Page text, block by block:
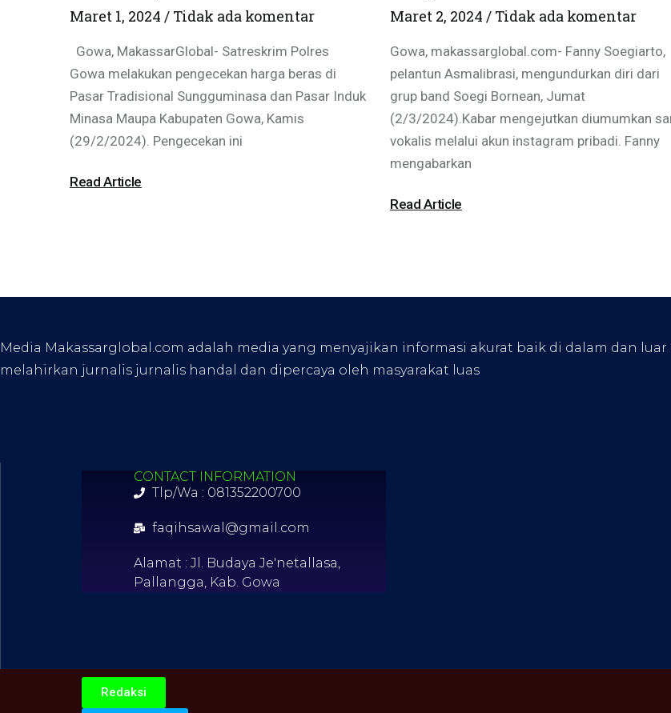
Maret 1, 2024 Tidak ada komentar
Gowa, MakassarGlobal- Satreskrim Polres
Gowa melakukan pengecekan harga beras di
Pasar Tradisional Sungguminasa dan Pasar Induk
Minasa Maupa Kabupaten Gowa, Kamis
(29/2/2024). Pengecekan ini
Read Article
Maret 2, 2024 Tidak ada komentar
Gowa, makassarglobal.com- Fanny Soegiarto,
pelantun Asmalibrasi, mengundurkan diri dari
grup band Soegi Bornean, Jumat
(2/3/2024).Kabar mengejutkan diumumkan
vokalis melalui akun instagram pribadi. Fanny
mengabarkan
Read Article
Media Makassarglobal.com adalah media yang menyajikan informasi akurat baik di dalam dan
melahirkan jurnalis jurnalis handal dan dipercaya oleh masyarakat luas
CONTACT INFORMATION
Tlp/Wa : 081352200700
faqihsawal@gmail.com
Alamat : Jl. Budaya Je'netallasa,
Pallangga, Kab. Gowa
Redaksi